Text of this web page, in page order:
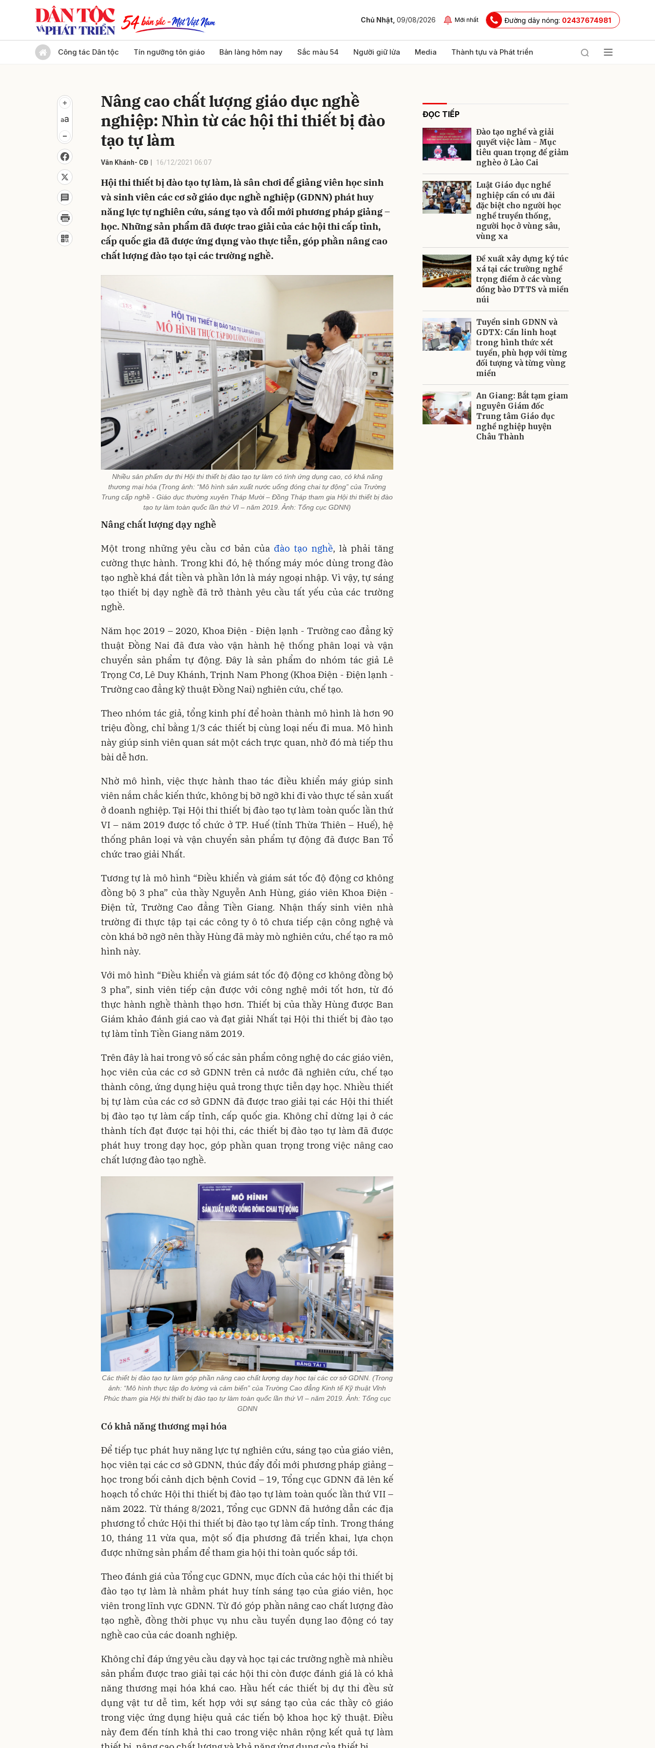
Chủ Nhật, 09/08/2026 Mới nhất Đường dây nóng: 02437674981
Công tác Dân tộc Tín ngưỡng tôn giáo Bản làng hôm nay Sắc màu 54 Người giữ lửa Media Thành tựu và Phát triển
Nâng cao chất lượng giáo dục nghề
nghiệp: Nhìn từ các hội thi thiết bị đào
tạo tự làm
Vân Khánh- CĐ 16/12/2021 06:07
Hội thi thiết bị đào tạo tự làm, là sân chơi để giảng viên học sinh
và sinh viên các cơ sở giáo dục nghề nghiệp (GDNN) phát huy
năng lực tự nghiên cứu, sáng tạo và đổi mới phương pháp giảng –
học. Những sản phẩm đã được trao giải của các hội thi cấp tỉnh,
cấp quốc gia đã được ứng dụng vào thực tiễn, góp phần nâng cao
chất lượng đào tạo tại các trường nghề.
Nhiều sản phẩm dự thi Hội thi thiết bị đào tạo tự làm có tính ứng dụng cao, có khả năng
thương mại hóa (Trong ảnh: “Mô hình sản xuất nước uống đóng chai tự động” của Trường
Trung cấp nghề - Giáo dục thường xuyên Tháp Mười – Đồng Tháp tham gia Hội thi thiết bị đào
tạo tự làm toàn quốc lần thứ VI – năm 2019. Ảnh: Tổng cục GDNN)
Nâng chất lượng dạy nghề
Một trong những yêu cầu cơ bản của đào tạo nghề, là phải tăng
cường thực hành. Trong khi đó, hệ thống máy móc dùng trong đào
tạo nghề khá đắt tiền và phần lớn là máy ngoại nhập. Vì vậy, tự sáng
tạo thiết bị dạy nghề đã trở thành yêu cầu tất yếu của các trường
nghề.
Năm học 2019 – 2020, Khoa Điện - Điện lạnh - Trường cao đẳng kỹ
thuật Đồng Nai đã đưa vào vận hành hệ thống phân loại và vận
chuyển sản phẩm tự động. Đây là sản phẩm do nhóm tác giả Lê
Trọng Cơ, Lê Duy Khánh, Trịnh Nam Phong (Khoa Điện - Điện lạnh -
Trường cao đẳng kỹ thuật Đồng Nai) nghiên cứu, chế tạo.
Theo nhóm tác giả, tổng kinh phí để hoàn thành mô hình là hơn 90
triệu đồng, chỉ bằng 1/3 các thiết bị cùng loại nếu đi mua. Mô hình
này giúp sinh viên quan sát một cách trực quan, nhờ đó mà tiếp thu
bài dễ hơn.
Nhờ mô hình, việc thực hành thao tác điều khiển máy giúp sinh
viên nắm chắc kiến thức, không bị bỡ ngỡ khi đi vào thực tế sản xuất
ở doanh nghiệp. Tại Hội thi thiết bị đào tạo tự làm toàn quốc lần thứ
VI – năm 2019 được tổ chức ở TP. Huế (tỉnh Thừa Thiên – Huế), hệ
thống phân loại và vận chuyển sản phẩm tự động đã được Ban Tổ
chức trao giải Nhất.
Tương tự là mô hình “Điều khiển và giám sát tốc độ động cơ không
đồng bộ 3 pha” của thầy Nguyễn Anh Hùng, giáo viên Khoa Điện -
Điện tử, Trường Cao đẳng Tiền Giang. Nhận thấy sinh viên nhà
trường đi thực tập tại các công ty ô tô chưa tiếp cận công nghệ và
còn khá bỡ ngỡ nên thầy Hùng đã mày mò nghiên cứu, chế tạo ra mô
hình này.
Với mô hình “Điều khiển và giám sát tốc độ động cơ không đồng bộ
3 pha”, sinh viên tiếp cận được với công nghệ mới tốt hơn, từ đó
thực hành nghề thành thạo hơn. Thiết bị của thầy Hùng được Ban
Giám khảo đánh giá cao và đạt giải Nhất tại Hội thi thiết bị đào tạo
tự làm tỉnh Tiền Giang năm 2019.
Trên đây là hai trong vô số các sản phẩm công nghệ do các giáo viên,
học viên của các cơ sở GDNN trên cả nước đã nghiên cứu, chế tạo
thành công, ứng dụng hiệu quả trong thực tiễn dạy học. Nhiều thiết
bị tự làm của các cơ sở GDNN đã được trao giải tại các Hội thi thiết
bị đào tạo tự làm cấp tỉnh, cấp quốc gia. Không chỉ dừng lại ở các
thành tích đạt được tại hội thi, các thiết bị đào tạo tự làm đã được
phát huy trong dạy học, góp phần quan trọng trong việc nâng cao
chất lượng đào tạo nghề.
Các thiết bị đào tạo tự làm góp phần nâng cao chất lượng dạy học tại các cơ sở GDNN. (Trong
ảnh: “Mô hình thực tập đo lường và cảm biến” của Trường Cao đẳng Kinh tế Kỹ thuật Vĩnh
Phúc tham gia Hội thi thiết bị đào tạo tự làm toàn quốc lần thứ VI – năm 2019. Ảnh: Tổng cục
GDNN
Có khả năng thương mại hóa
Để tiếp tục phát huy năng lực tự nghiên cứu, sáng tạo của giáo viên,
học viên tại các cơ sở GDNN, thúc đẩy đổi mới phương pháp giảng –
học trong bối cảnh dịch bệnh Covid – 19, Tổng cục GDNN đã lên kế
hoạch tổ chức Hội thi thiết bị đào tạo tự làm toàn quốc lần thứ VII –
năm 2022. Từ tháng 8/2021, Tổng cục GDNN đã hướng dẫn các địa
phương tổ chức Hội thi thiết bị đào tạo tự làm cấp tỉnh. Trong tháng
10, tháng 11 vừa qua, một số địa phương đã triển khai, lựa chọn
được những sản phẩm để tham gia hội thi toàn quốc sắp tới.
Theo đánh giá của Tổng cục GDNN, mục đích của các hội thi thiết bị
đào tạo tự làm là nhằm phát huy tính sáng tạo của giáo viên, học
viên trong lĩnh vực GDNN. Từ đó góp phần nâng cao chất lượng đào
tạo nghề, đồng thời phục vụ nhu cầu tuyển dụng lao động có tay
nghề cao của các doanh nghiệp.
Không chỉ đáp ứng yêu cầu dạy và học tại các trường nghề mà nhiều
sản phẩm được trao giải tại các hội thi còn được đánh giá là có khả
năng thương mại hóa khá cao. Hầu hết các thiết bị dự thi đều sử
dụng vật tư dễ tìm, kết hợp với sự sáng tạo của các thầy cô giáo
trong việc ứng dụng hiệu quả các tiến bộ khoa học kỹ thuật. Điều
này đem đến tính khả thi cao trong việc nhân rộng kết quả tự làm
ĐỌC TIẾP
Đào tạo nghề và giải
quyết việc làm - Mục
tiêu quan trọng để giảm
nghèo ở Lào Cai
Luật Giáo dục nghề
nghiệp cần có ưu đãi
đặc biệt cho người học
nghề truyền thống,
người học ở vùng sâu,
vùng xa
Đề xuất xây dựng ký túc
xá tại các trường nghề
trọng điểm ở các vùng
đồng bào DTTS và miền
núi
Tuyển sinh GDNN và
GDTX: Cần linh hoạt
trong hình thức xét
tuyển, phù hợp với từng
đối tượng và từng vùng
miền
An Giang: Bắt tạm giam
nguyên Giám đốc
Trung tâm Giáo dục
nghề nghiệp huyện
Châu Thành
Gửi bình luận
Gửi